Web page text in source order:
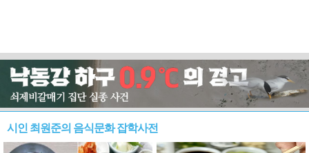
시인 최원준의 음식문화 잡학사전